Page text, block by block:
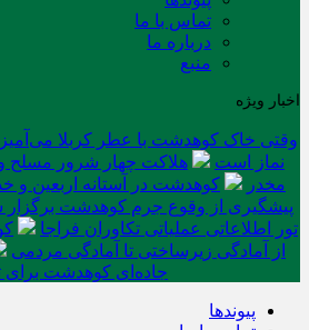
تماس با ما
درباره ما
منبع
اخبار ویژه
وقتی خاک کوهدشت با عطر کربلا
نماز است
مخدر
کوهدشت در آستانه اربعین و
پیشگیری از وقوع جرم کوهدشت برگزار
تور اطلاعاتی عملیاتی تکاوران فراجا
از آمادگی زیرساختی تا آمادگی مردمی
جاده‌ای کوهدشت برای
پیوندها